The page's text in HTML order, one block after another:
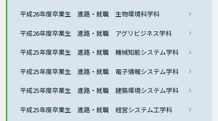
平成26年度卒業生 進路・就職 生物環境科学科
平成26年度卒業生 進路・就職 アグリビジネス学科
平成25年度卒業生 進路・就職 機械知能システム学科
平成25年度卒業生 進路・就職 電子情報システム学科
平成25年度卒業生 進路・就職 建築環境システム学科
平成25年度卒業生 進路・就職 経営システム工学科